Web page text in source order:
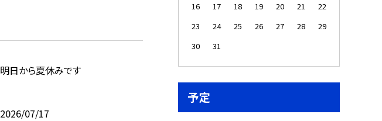
明日から夏休みです
2026/07/17
16
17 18 19 20 21
22
23
24 25 26 27 28
29
30
31
予定